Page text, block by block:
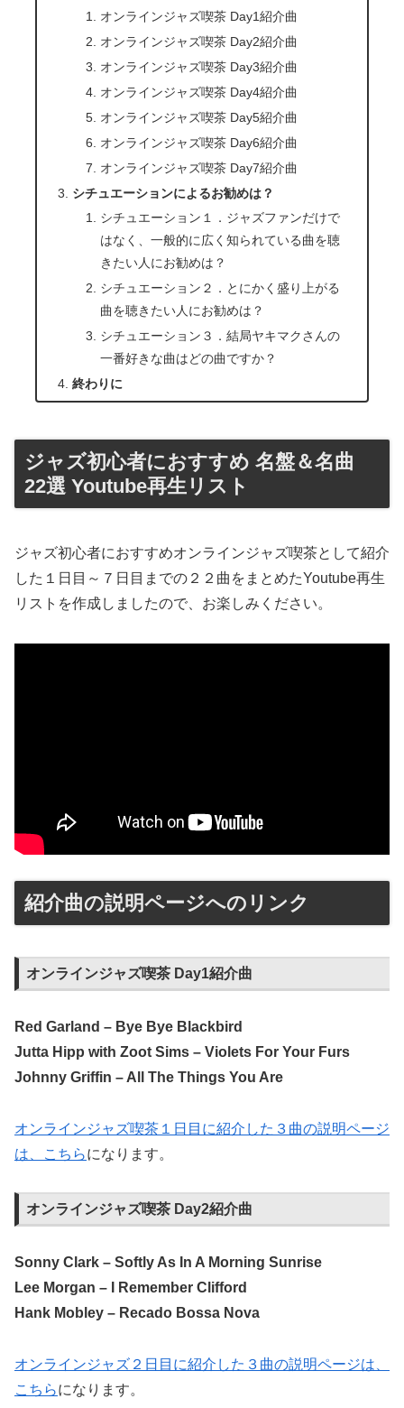
オンラインジャズ喫茶 Day1紹介曲
オンラインジャズ喫茶 Day2紹介曲
オンラインジャズ喫茶 Day3紹介曲
オンラインジャズ喫茶 Day4紹介曲
オンラインジャズ喫茶 Day5紹介曲
オンラインジャズ喫茶 Day6紹介曲
オンラインジャズ喫茶 Day7紹介曲
シチュエーションによるお勧めは？
シチュエーション１．ジャズファンだけで
はなく、一般的に広く知られている曲を聴
きたい人にお勧めは？
シチュエーション２．とにかく盛り上がる
曲を聴きたい人にお勧めは？
シチュエーション３．結局ヤキマクさんの
一番好きな曲はどの曲ですか？
終わりに
ジャズ初心者におすすめ 名盤＆名曲
22選 Youtube再生リスト
ジャズ初心者におすすめオンラインジャズ喫茶として紹介
した１日目～７日目までの２２曲をまとめたYoutube再生
リストを作成しましたので、お楽しみください。
紹介曲の説明ページへのリンク
オンラインジャズ喫茶 Day1紹介曲
Red Garland – Bye Bye Blackbird
Jutta Hipp with Zoot Sims – Violets For Your Furs
Johnny Griffin – All The Things You Are
オンラインジャズ喫茶１日目に紹介した３曲の説明ページ
は、こちらになります。
オンラインジャズ喫茶 Day2紹介曲
Sonny Clark – Softly As In A Morning Sunrise
Lee Morgan – I Remember Clifford
Hank Mobley – Recado Bossa Nova
オンラインジャズ２日目に紹介した３曲の説明ページは、
こちらになります。